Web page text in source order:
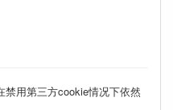
禁用第三方cookie情况下依然